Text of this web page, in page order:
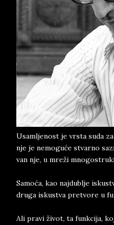
Usamljenost je vrsta suda
nje je nemoguće stvarno
van nje, u mreži
Samoća, kao najdublje
druga iskustva pretvore u
Ali pravi život, ta funkcija,